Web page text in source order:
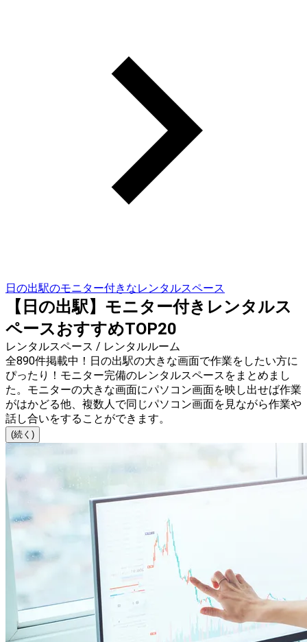
日の出駅のモニター付きなレンタルスペース
【日の出駅】モニター付きレンタルス
ペースおすすめTOP20
レンタルスペース / レンタルルーム
全890件掲載中！日の出駅の大きな画面で作業をしたい方に
ぴったり！モニター完備のレンタルスペースをまとめまし
た。モニターの大きな画面にパソコン画面を映し出せば作業
がはかどる他、複数人で同じパソコン画面を見ながら作業や
話し合いをすることができます。
(続く)